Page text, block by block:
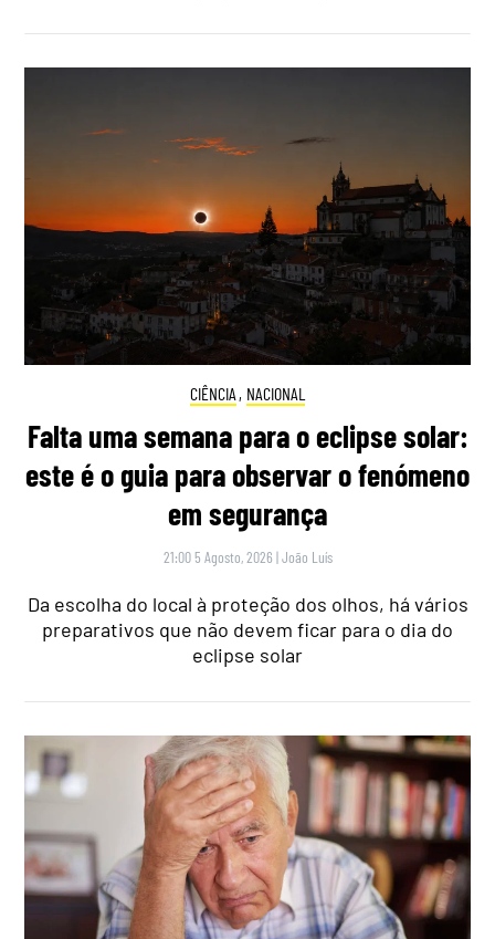
CIÊNCIA , NACIONAL
Falta uma semana para o eclipse solar:
este é o guia para observar o fenómeno
em segurança
21:00 5 Agosto, 2026 |João Luís
Da escolha do local à proteção dos olhos, há vários
preparativos que não devem ficar para o dia do
eclipse solar